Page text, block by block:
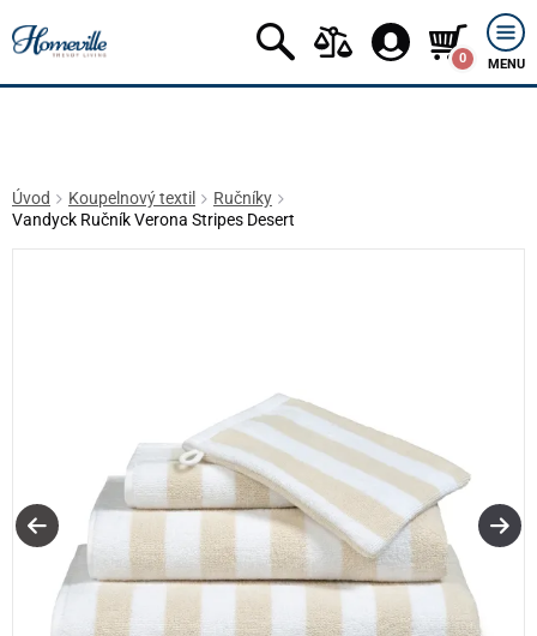
0 MENU
Úvod Koupelnový textil
Ručníky
Vandyck Ručník Verona Stripes Desert